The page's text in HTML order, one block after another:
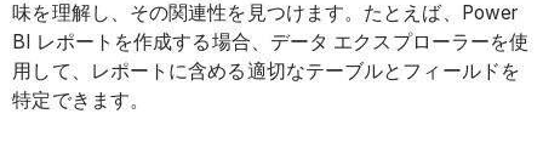
味を理解し、その関連性を見つけます。たとえば、Power
BI レポートを作成する場合、データ エクスプローラーを使
用して、レポートに含める適切なテーブルとフィールドを
特定できます。